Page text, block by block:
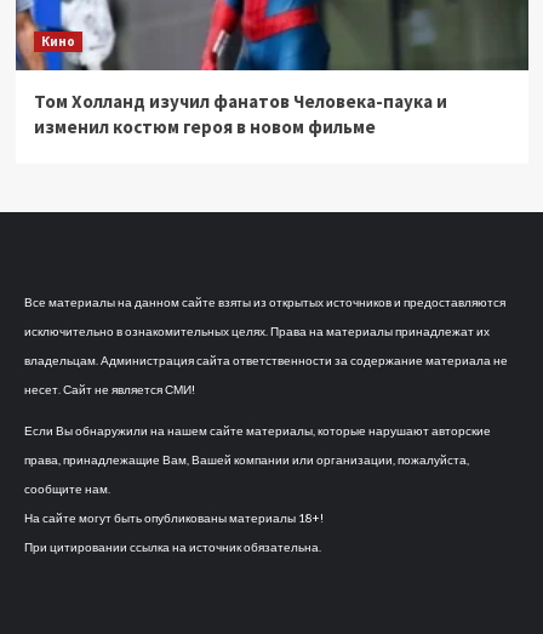
Кино
Том Холланд изучил фанатов Человека-паука и
изменил костюм героя в новом фильме
Все материалы на данном сайте взяты из открытых источников и предоставляются
исключительно в ознакомительных целях. Права на материалы принадлежат их
владельцам. Администрация сайта ответственности за содержание материала не
несет. Сайт не является СМИ!
Если Вы обнаружили на нашем сайте материалы, которые нарушают авторские
права, принадлежащие Вам, Вашей компании или организации, пожалуйста,
сообщите нам.
На сайте могут быть опубликованы материалы 18+!
При цитировании ссылка на источник обязательна.